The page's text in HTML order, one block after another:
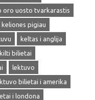
oro uosto tvarkarastis
keliones pigiau
keltas i anglija
kilti bilietai
lektuvo
bilietai i amerika
i londona